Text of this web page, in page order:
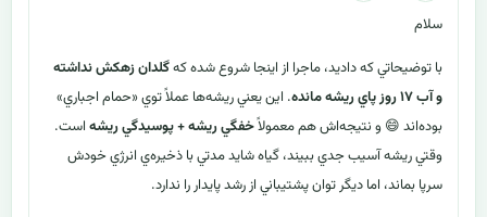
سلام
با توضيحاتي که داديد، ماجرا از اينجا شروع شده کهگلدان زهکش نداشته
و آب ۱۷ روز پاي ريشه مانده
. اين يعني ريشه‌ها عملاً توي «حمام اجباري»
بوده‌اند 😄 و نتيجه‌اش هم معمولاًخفگي ريشه + پوسيدگي ريشه است.
وقتي ريشه آسيب جدي ببيند، گياه شايد مدتي با ذخيره‌ي انرژي خودش
سرپا بماند، اما ديگر توان پشتيباني از رشد پايدار را ندارد.